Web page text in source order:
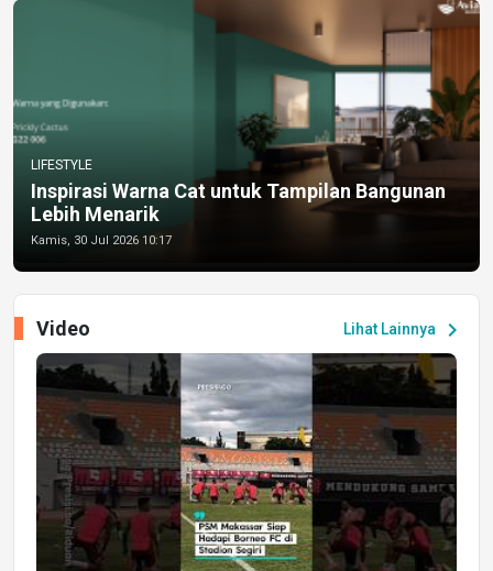
LIFESTYLE
Inspirasi Warna Cat untuk Tampilan Bangunan
Lebih Menarik
Kamis, 30 Jul 2026 10:17
Lihat Lainnya chevron_right
Video